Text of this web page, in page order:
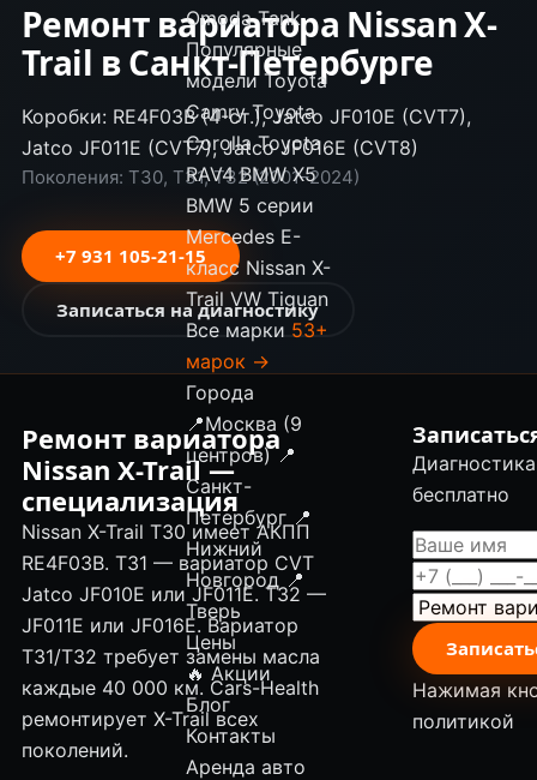
Omoda Tank
Популярные
модели Toyota
Camry Toyota
Corolla Toyota
RAV4 BMW X5
BMW 5 серии
Mercedes E-
класс Nissan X-
Trail VW Tiguan
Все марки 53+
марок →
Города
📍Москва (9
центров) 📍
Санкт-
Петербург 📍
Нижний
Новгород 📍
Тверь
Цены
🔥 Акции
Блог
Контакты
Аренда авто
Ремонт вариатора Nissan X-
Trail в Санкт-Петербурге
Коробки: RE4F03B (4-ст.), Jatco JF010E (CVT7),
Jatco JF011E (CVT7), Jatco JF016E (CVT8)
Поколения: T30, T31, T32 (2001–2024)
+7 931 105-21-15
Записаться на диагностику
Ремонт вариатора
Nissan X-Trail —
специализация
Nissan X-Trail T30 имеет АКПП
RE4F03B. T31 — вариатор CVT
Jatco JF010E или JF011E. T32 —
JF011E или JF016E. Вариатор
T31/T32 требует замены масла
каждые 40 000 км. Cars-Health
ремонтирует X-Trail всех
поколений.
бесплатно
Нажимая
политикой